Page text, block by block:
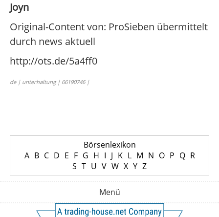
Joyn
Original-Content von: ProSieben übermittelt
durch news aktuell
http://ots.de/5a4ff0
de | unterhaltung | 66190746 |
Börsenlexikon
A B C D E F G H I J K L M N O P Q R
S T U V W X Y Z
Menü